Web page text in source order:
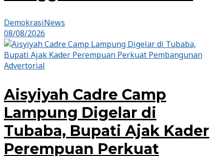
DemokrasiNews
08/08/2026
Advertorial
Aisyiyah Cadre Camp
Lampung Digelar di
Tubaba, Bupati Ajak Kader
Perempuan Perkuat